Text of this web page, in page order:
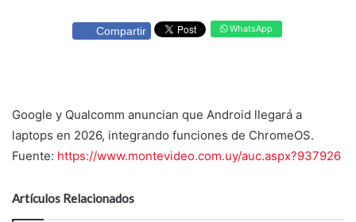
Compartir WhatsApp
Google y Qualcomm anuncian que Android llegará a
laptops en 2026, integrando funciones de ChromeOS.
Fuente: https://www.montevideo.com.uy/auc.aspx?937926
Artículos Relacionados